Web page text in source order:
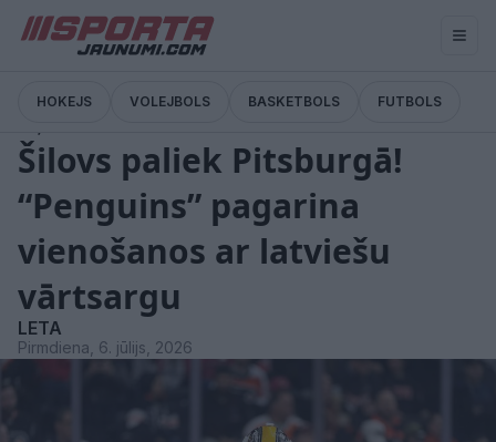
HOKEJS VOLEJBOLS BASKETBOLS FUTBOLS
Šilovs paliek Pitsburgā!
“Penguins” pagarina
vienošanos ar latviešu
vārtsargu
LETA
Pirmdiena, 6. jūlijs, 2026